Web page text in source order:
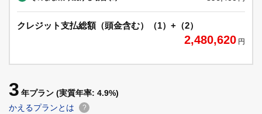
クレジット支払総額（頭金含む）（1）+（2）
2,480,620 円
3 年プラン (実質年率: 4.9%)
かえるプランとは
?